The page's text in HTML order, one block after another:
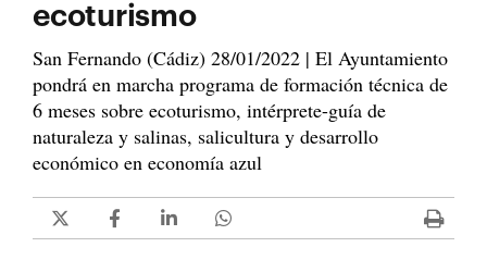
ecoturismo
San Fernando (Cádiz) 28/01/2022 | El Ayuntamiento
pondrá en marcha programa de formación técnica de
6 meses sobre ecoturismo, intérprete-guía de
naturaleza y salinas, salicultura y desarrollo
económico en economía azul